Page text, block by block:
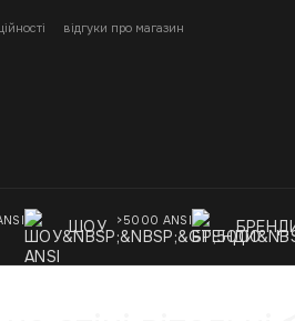
відгуки про магазин
ШОУ >5000 ANSI